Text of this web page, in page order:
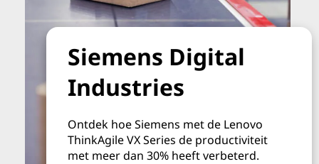
Siemens Digital
Industries
Ontdek hoe Siemens met de Lenovo
ThinkAgile VX Series de productiviteit
met meer dan 30% heeft verbeterd.